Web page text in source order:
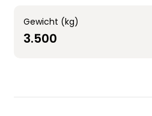
Gewicht (kg)
3.500